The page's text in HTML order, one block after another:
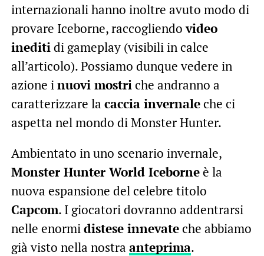
internazionali hanno inoltre avuto modo di
provare Iceborne, raccogliendovideo
ineditidi gameplay (visibili in calce
all’articolo). Possiamo dunque vedere in
azione inuovi mostriche andranno a
caratterizzare la caccia invernaleche ci
aspetta nel mondo di Monster Hunter.
Ambientato in uno scenario invernale,
Monster Hunter World Iceborneè la
nuova espansione del celebre titolo
Capcom. I giocatori dovranno addentrarsi
nelle enormidistese innevateche abbiamo
già visto nella nostra anteprima.